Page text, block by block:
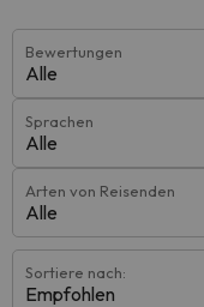
Bewertungen
Alle
Sprachen
Alle
Arten von Reisenden
Alle
Sortiere nach:
Empfohlen